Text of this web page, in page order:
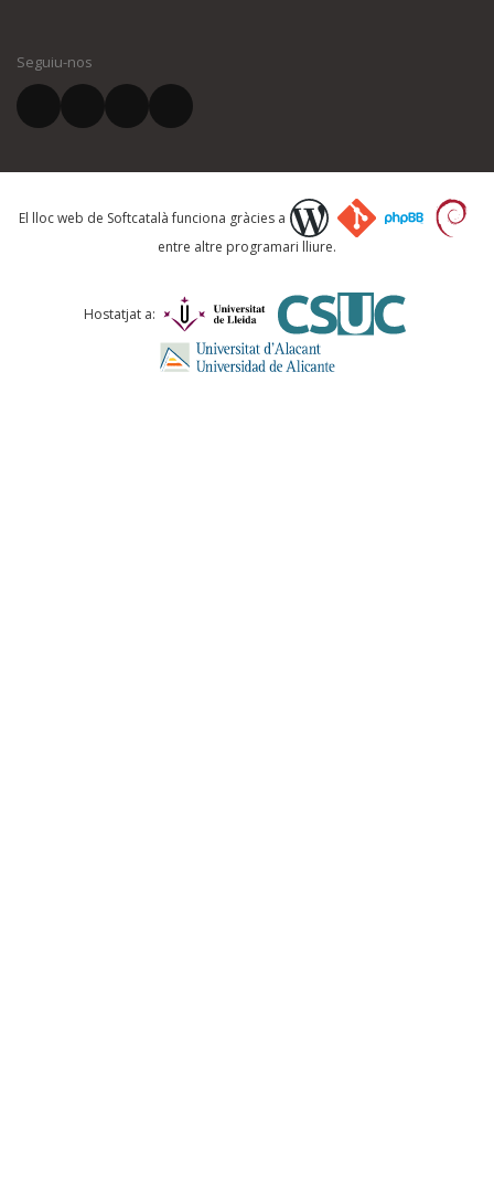
El vostre correu electrònic *
Què proposeu?
Comentari *
Seguiu-nos
El lloc web de Softcatalà funciona gràcies a
entre altre programari lliure.
Hostatjat a: